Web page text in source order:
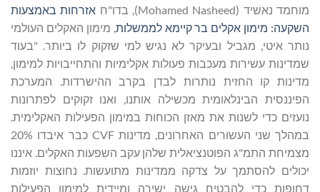
מוחמד נאשיד (Mohamed Nasheed), בדו"ח
אזרחות באמצעות
השקעה: מימון אקלים בר קיימא לממשלות, מימון האקלים העולמי
נותר איטי, מגביל ובעיקר לא נגיש למי שזקוק לו ביותר. "בעוד
שמדינות עשירות מעכבות פעולות אקלימיות והתחייבויות למימון,
מדינות קו החזית נותרות לבדן בקרב ההישרדות. המערכת
הפיננסית הבינלאומית מכשילה אותנו, ואנו זקוקים לפתרונות
נועזים כדי לשנות את מאזן הכוחות במימון הפעילות האקלימית.
במהלך שני העשורים האחרונים, מדינות CVF כבר איבדו 20%
מצמיחת התמ"ג הפוטנציאלית שלהן עקב השפעות האקלים. איננו
יכולים להסתמך על צדקה ממדינות מתועשות. נחוצות יוזמות
דחופות כדי להבטיח גישה ישירה ומיידית למימון הפעילות